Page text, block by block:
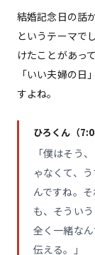
結婚記念日の話
というテーマで
けたことがあっ
「いい夫婦の
すよね。
ひろくん（
「僕はそう
ゃなくて、
んですね。
も、そうい
全く一緒な
伝える。」